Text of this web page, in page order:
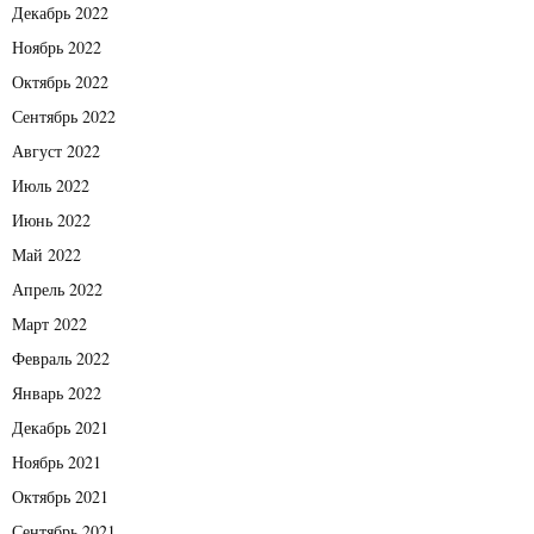
Декабрь 2022
Ноябрь 2022
Октябрь 2022
Сентябрь 2022
Август 2022
Июль 2022
Июнь 2022
Май 2022
Апрель 2022
Март 2022
Февраль 2022
Январь 2022
Декабрь 2021
Ноябрь 2021
Октябрь 2021